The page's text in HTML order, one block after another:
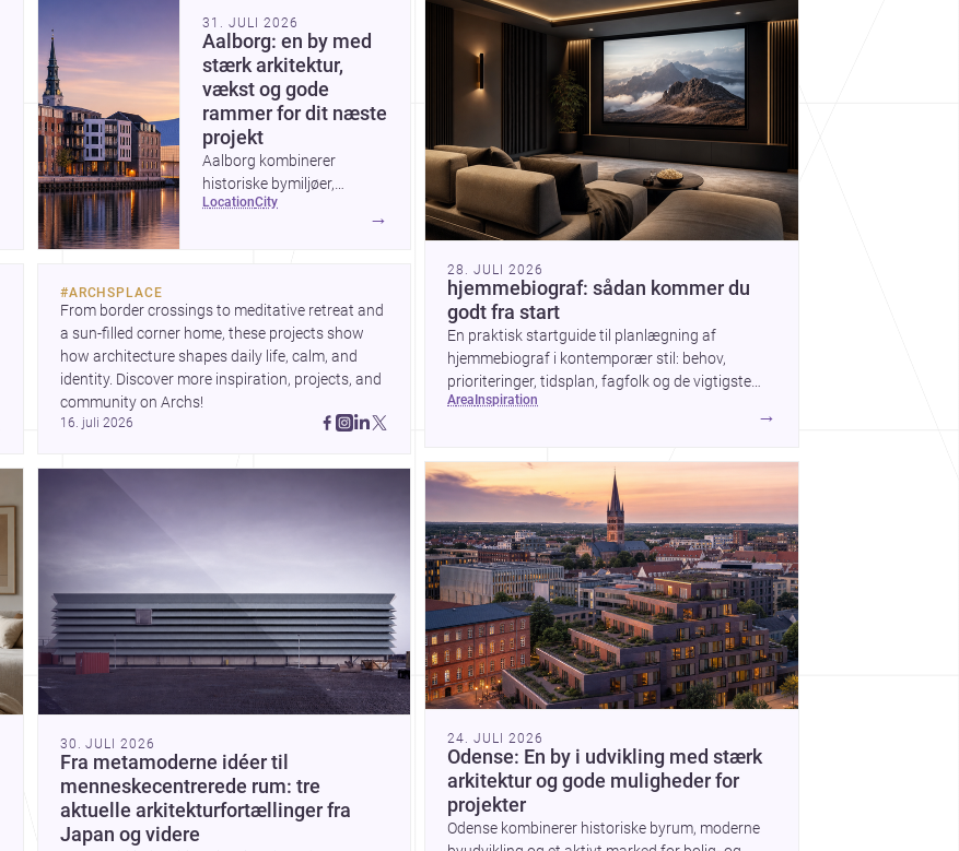
31. JULI 2026
Aalborg: en by med
stærk arkitektur,
vækst og gode
rammer for dit næste
projekt
Aalborg kombinerer
historiske bymiljøer,
markante nybyggerier og
designe i Nordjylland.
location city
→
#ARCHSPLACE
From border crossings to meditative retreat and
a sun-filled corner home, these projects show
how architecture shapes daily life, calm, and
identity. Discover more inspiration, projects, and
community on Archs!
16. juli 2026
30. JULI 2026
Fra metamoderne idéer til
menneskecentrerede rum: tre
aktuelle arkitekturfortællinger fra
Japan og videre
Discover more architecture inspo
28. JULI 2026
hjemmebiograf: sådan kommer du
godt fra start
En praktisk startguide til planlægning af
hjemmebiograf i kontemporær stil: behov,
prioriteringer, tidsplan, fagfolk og de vigtigste
valg før arbejdet går i gang.
area inspiration
→
24. JULI 2026
Odense: En by i udvikling med stærk
arkitektur og gode muligheder for
projekter
Odense kombinerer historiske byrum, moderne